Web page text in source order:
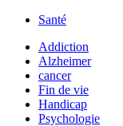
Santé
Addiction
Alzheimer
cancer
Fin de vie
Handicap
Psychologie